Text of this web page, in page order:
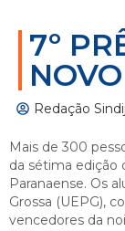
7º
Redação
Mais de 300
da sétima edição
Paranaense. Os
Grossa (UEPG),
vencedores da